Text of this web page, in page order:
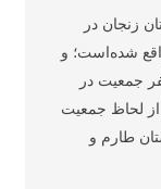
زنجان در
شده‌است؛ و
منتشر شده دارای ۵۲۱٬۳۰۲ نفر جمعیت در
از لحاظ جمعیت
طارم و